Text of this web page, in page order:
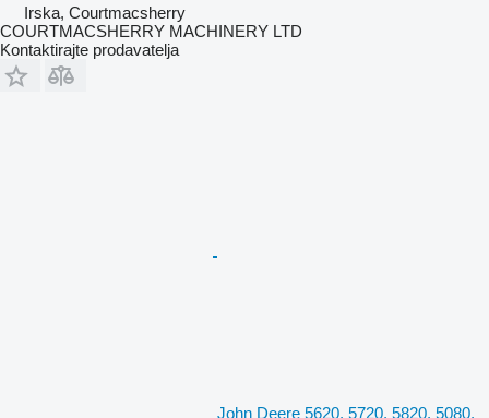
Irska, Courtmacsherry
COURTMACSHERRY MACHINERY LTD
Kontaktirajte prodavatelja
John Deere 5620, 5720, 5820, 5080,